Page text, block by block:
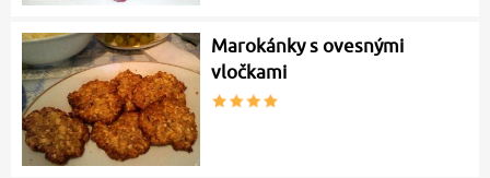
Marokánky s ovesnými
vločkami